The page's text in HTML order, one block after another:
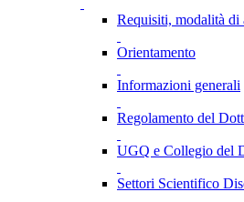
Requisiti, modalità di
Orientamento
Informazioni generali
Regolamento del
UGQ e Collegio del
Settori Scientifico